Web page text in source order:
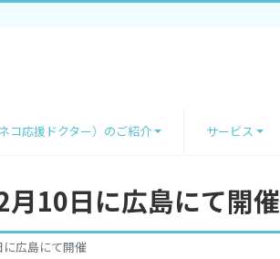
コ応援ドクター）のご紹介 サービス
月10日に広島にて開催
に広島にて開催